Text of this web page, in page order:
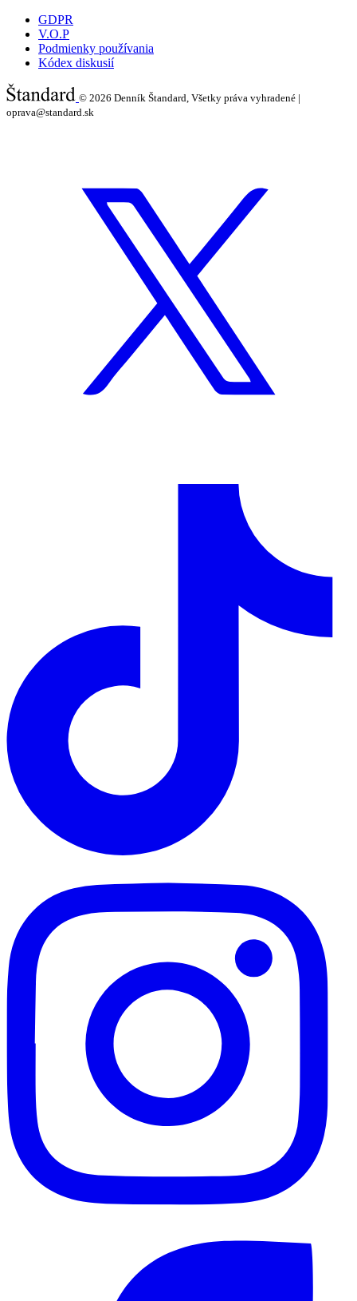
GDPR
V.O.P
Podmienky používania
Kódex diskusií
© 2026 Denník Štandard, Všetky práva vyhradené |
oprava@standard.sk